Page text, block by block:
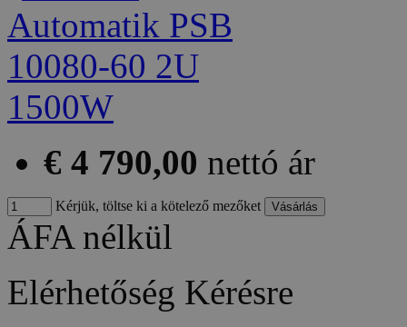
€ 4 790,00 nettó ár
Kérjük, töltse ki a kötelező mezőket
ÁFA nélkül
Elérhetőség Kérésre